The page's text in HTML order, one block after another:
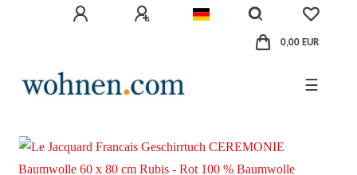
0,00 EUR
☰